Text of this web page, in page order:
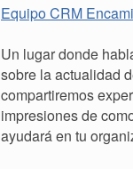
Equipo CRM
Un lugar donde
sobre la actualidad
compartiremos
impresiones de
ayudará en tu